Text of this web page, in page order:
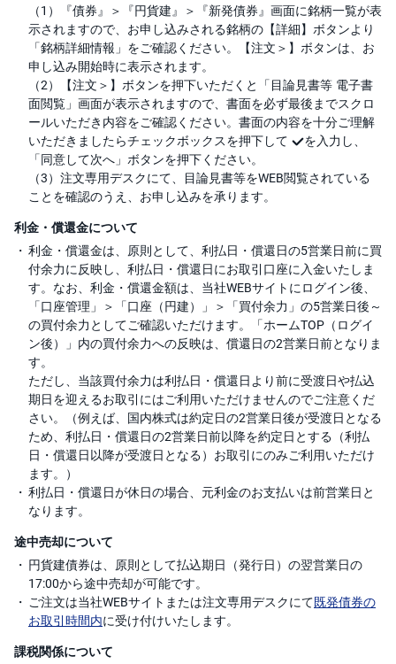
（1）『債券』＞『円貨建』＞『新発債券』画面に銘柄一覧が表
示されますので、お申し込みされる銘柄の【詳細】ボタンより
「銘柄詳細情報」をご確認ください。【注文＞】ボタンは、お
申し込み開始時に表示されます。
（2）【注文＞】ボタンを押下いただくと「目論見書等 電子書
面閲覧」画面が表示されますので、書面を必ず最後までスクロ
ールいただき内容をご確認ください。書面の内容を十分ご理解
いただきましたらチェックボックスを押下して
を入力し、
「同意して次へ」ボタンを押下ください。
（3）注文専用デスクにて、目論見書等をWEB閲覧されている
ことを確認のうえ、お申し込みを承ります。
利金・償還金について
利金・償還金は、原則として、利払日・償還日の5営業日前に買
付余力に反映し、利払日・償還日にお取引口座に入金いたしま
す。なお、利金・償還金額は、 当社WEBサイトにログイン後、
「口座管理」＞「口座（円建）」＞「買付余力」の5営業日後～
の買付余力としてご確認いただけます。「ホームTOP（ログイ
ン後）」内の買付余力への反映は、償還日の2営業日前となりま
す。
ただし、当該買付余力は利払日・償還日より前に受渡日や払込
期日を迎えるお取引にはご利用いただけませんのでご注意くだ
さい。（例えば、国内株式は約定日の2営業日後が受渡日となる
ため、利払日・償還日の2営業日前以降を約定日とする（利払
日・償還日以降が受渡日となる）お取引にのみご利用いただけ
ます。）
利払日・償還日が休日の場合、元利金のお支払いは前営業日と
なります。
途中売却について
円貨建債券は、原則として払込期日（発行日）の翌営業日の
17:00から途中売却が可能です。
ご注文は当社WEBサイトまたは注文専用デスクにて既発債券の
お取引時間内に受け付けいたします。
課税関係について